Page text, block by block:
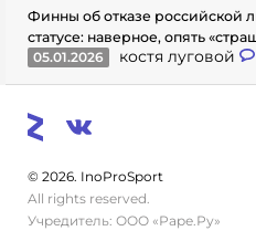
Финны об отказе российской
статусе: наверное, опять
05.01.2026
костя луговой
© 2026. InoProSport
All rights reserved.
Учредитель: ООО «Раре.Ру»